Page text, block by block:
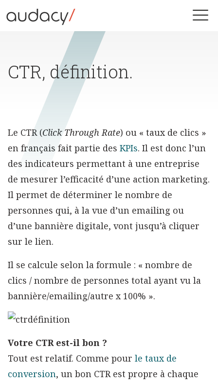
to
content
Toggle
CTR, définition.
Le CTR (Click Through Rate) ou « taux de clics »
en français fait partie des KPIs. Il est donc l’un
des indicateurs permettant à une entreprise
de mesurer l’efficacité d’une action marketing.
Il permet de déterminer le nombre de
personnes qui, à la vue d’un emailing ou
d’une bannière digitale, vont jusqu’à cliquer
sur le lien.
Il se calcule selon la formule : « nombre de
clics / nombre de personnes total ayant vu la
bannière/emailing/autre x 100% ».
Votre CTR est-il bon ?
Tout est relatif. Comme pour le taux de
conversion, un bon CTR est propre à chaque